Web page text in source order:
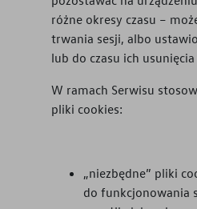
różne okresy czasu –
trwania sesji, albo
lub do czasu ich
W ramach Serwisu
pliki cookies:
„niezbędne” pliki
do funkcjonowania